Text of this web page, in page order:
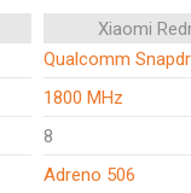
Xiaomi
Qualcomm
1800 MHz
8
Adreno 506